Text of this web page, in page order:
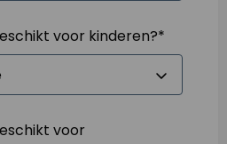
voor kinderen?*
voor